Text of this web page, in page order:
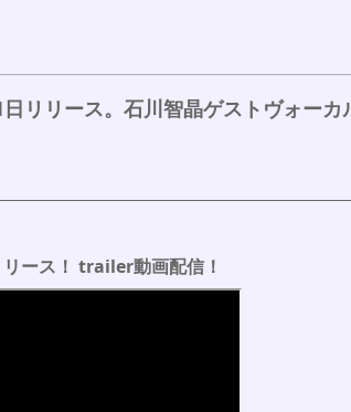
リリース。石川智晶ゲストヴォー
ース！ trailer動画配信！